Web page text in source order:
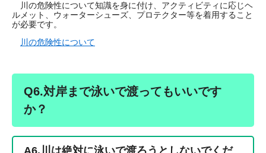
川の危険性について知識を身に付け、アクティビティに応じヘ
ルメット、ウォーターシューズ、プロテクター等を着用すること
が必要です。
川の危険性について
Q6.対岸まで泳いで渡ってもいいです
か？